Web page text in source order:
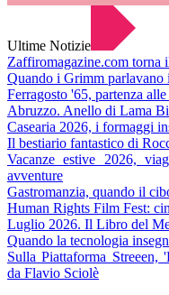
Ultime Notizie
Zaffiromagazine.com torna
Quando i Grimm parlavano
Ferragosto '65, partenza
Abruzzo. Anello di Lama
Casearia 2026, i formaggi
Il bestiario fantastico di
Vacanze estive 2026,
avventure
Gastromanzia, quando il
Human Rights Film Fest:
Luglio 2026. Il Libro del
Quando la tecnologia
Sulla Piattaforma
da Flavio Sciolè